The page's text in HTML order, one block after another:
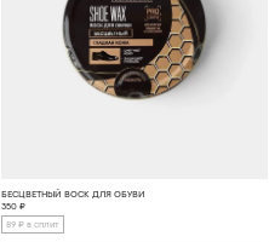
БЕСЦВЕТНЫЙ ВОСК ДЛЯ ОБУВИ
350₽
89 ₽ в сплит